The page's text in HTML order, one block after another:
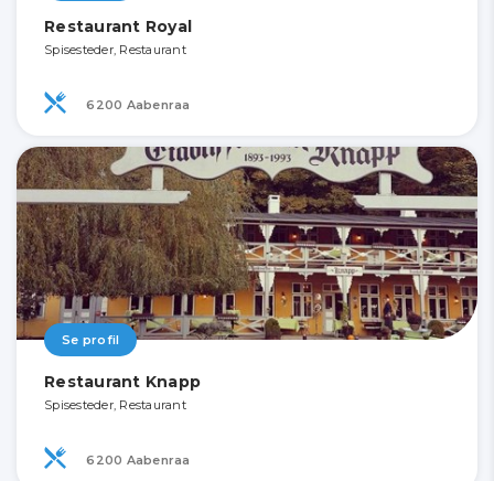
Restaurant Royal
Spisesteder, Restaurant
6200 Aabenraa
Se profil
Restaurant Knapp
Spisesteder, Restaurant
6200 Aabenraa